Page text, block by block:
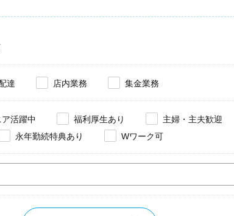
達 店内業務 集金業務
ア活躍中 福利厚生あり 主婦・主夫歓迎
永年勤続特典あり Wワーク可